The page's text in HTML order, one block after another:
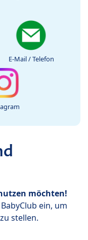
E-Mail / Telefon
möchten!
ein, um
stellen.